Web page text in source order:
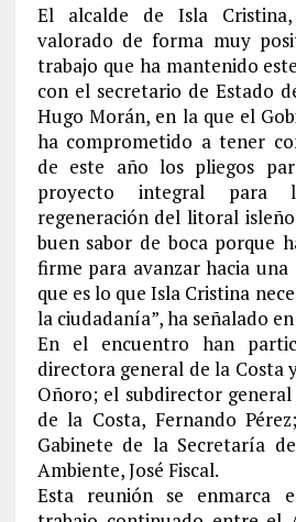
El alcalde de Isla
valorado de forma muy
trabajo que ha mantenido
con el secretario de Estado
Hugo Morán, en la que el
ha comprometido a tener
de este año los pliegos
proyecto integral para
regeneración del litoral
buen sabor de boca porque
firme para avanzar hacia
que es lo que Isla Cristina
la ciudadanía”, ha señalado
En el encuentro han
directora general de la Costa
Oñoro; el subdirector
de la Costa, Fernando
Gabinete de la Secretaría
Ambiente, José Fiscal.
Esta reunión se enmarca